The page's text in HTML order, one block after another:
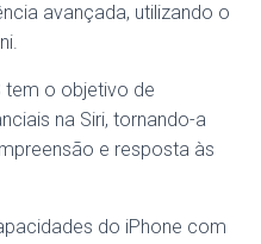
avançada, utilizando o
tem o objetivo de
na Siri, tornando-a
e resposta às
do iPhone com